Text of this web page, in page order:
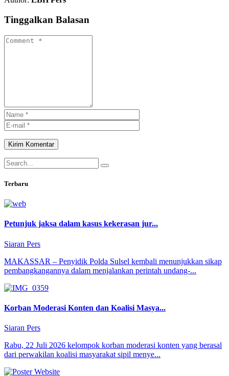
Tinggalkan Balasan
Kirim Komentar
Terbaru
Petunjuk jaksa dalam kasus kekerasan jur...
Siaran Pers
MAKASSAR – Penyidik Polda Sulsel kembali menunjukkan sikap
pembangkangannya dalam menjalankan perintah undang-...
Korban Moderasi Konten dan Koalisi Masya...
Siaran Pers
Rabu, 22 Juli 2026 kelompok korban moderasi konten yang berasal
dari perwakilan koalisi masyarakat sipil menye...